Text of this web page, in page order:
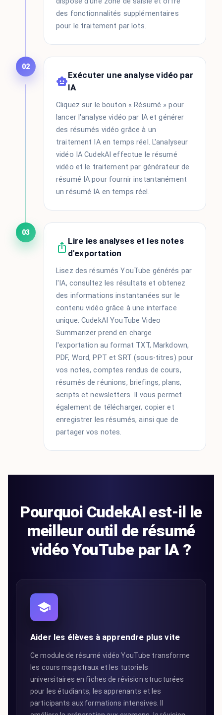
des fonctionnalités supplémentaires
pour le traitement par lots.
02
Exécuter une analyse vidéo par
IA
Cliquez sur le bouton « Résumé » pour
lancer l'analyse vidéo par IA et générer
des résumés vidéo grâce à un
traitement IA en temps réel. L'analyseur
vidéo IA CudekAI effectue le résumé
vidéo et le traitement par générateur de
résumé IA pour fournir instantanément
un résumé IA en temps réel.
03
Lire les analyses et les notes
d'exportation
Lisez des résumés YouTube générés par
l'IA, consultez les résultats et obtenez
des informations instantanées sur le
contenu vidéo grâce à une interface
unique. CudekAI YouTube Video
Summarizer prend en charge
l'exportation au format TXT, Markdown,
PDF, Word, PPT et SRT (sous-titres) pour
vos notes, comptes rendus de cours,
résumés de réunions, briefings, plans,
scripts et newsletters. Il vous permet
également de télécharger, copier et
enregistrer les résumés, ainsi que de
partager vos notes.
Pourquoi CudekAI est-il le
meilleur outil de résumé
vidéo YouTube par IA ?
Aider les élèves à apprendre plus vite
Ce module de résumé vidéo YouTube transforme
les cours magistraux et les tutoriels
universitaires en fiches de révision structurées
pour les étudiants, les apprenants et les
participants aux formations intensives. Il